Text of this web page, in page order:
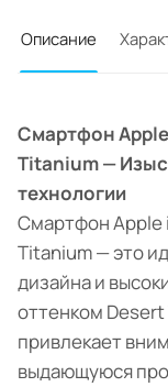
Описание
Смартфон
Titanium —
технологии
Смартфон Apple
Titanium — это
дизайна и
оттенком Desert
привлекает
выдающуюся